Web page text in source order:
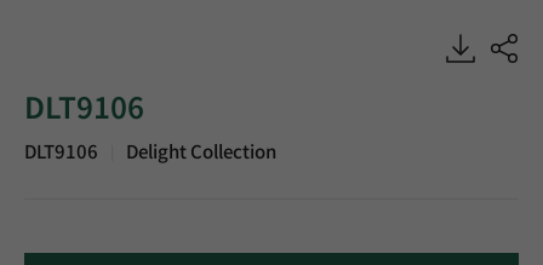
DLT9106, Delight, Heterogeneous Sheet, HFLOR
DLT9106
DLT9106 Delight Collection